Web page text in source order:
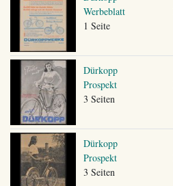
Werbeblatt
1 Seite
Dürkopp
Prospekt
3 Seiten
Dürkopp
Prospekt
3 Seiten